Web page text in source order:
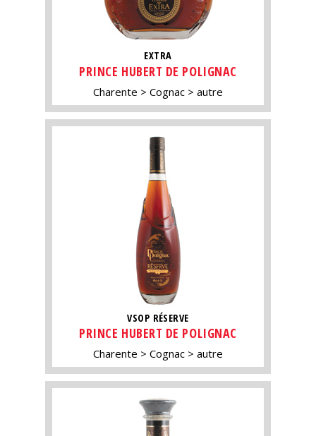
EXTRA
PRINCE HUBERT DE POLIGNAC
Charente Cognac autre
VSOP RÉSERVE
PRINCE HUBERT DE POLIGNAC
Charente Cognac autre